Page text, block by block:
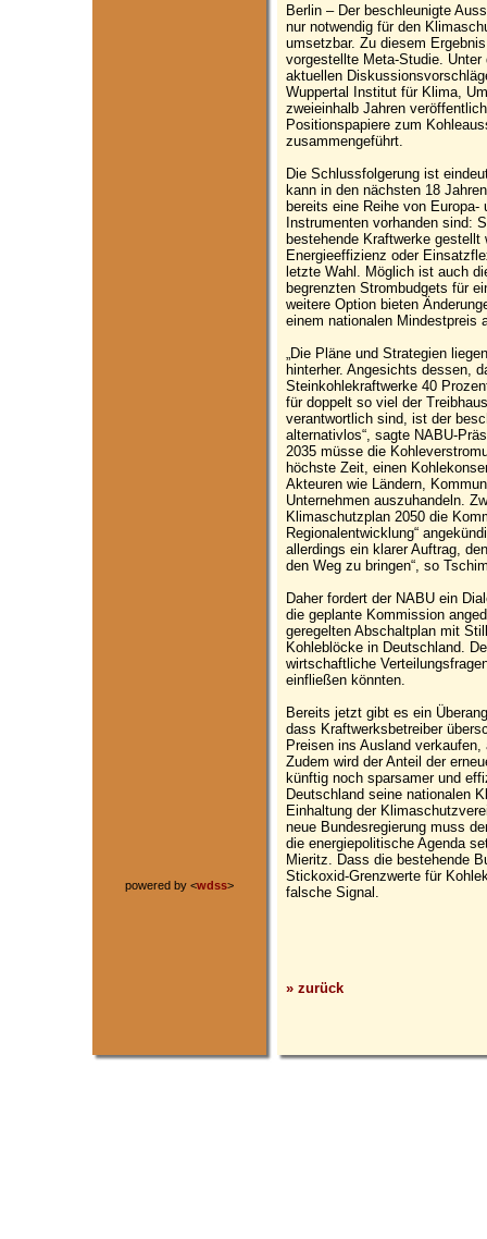
powered by <wdss>
Berlin – Der beschleunigte
nur notwendig für den
umsetzbar. Zu diesem
vorgestellte Meta-Studie.
aktuellen
Wuppertal Institut für Klima,
zweieinhalb Jahren
Positionspapiere zum
zusammengeführt.
Die Schlussfolgerung ist
kann in den nächsten 18
bereits eine Reihe von
Instrumenten vorhanden sind:
bestehende Kraftwerke
Energieeffizienz oder
letzte Wahl. Möglich ist auch
begrenzten Strombudgets für
weitere Option bieten
einem nationalen Mindestpreis
„Die Pläne und Strategien
hinterher. Angesichts dessen,
Steinkohlekraftwerke 40
für doppelt so viel der
verantwortlich sind, ist der
alternativlos“, sagte NABU-
2035 müsse die
höchste Zeit, einen
Akteuren wie Ländern,
Unternehmen auszuhandeln.
Klimaschutzplan 2050 die
Regionalentwicklung“
allerdings ein klarer Auftrag,
den Weg zu bringen“, so
Daher fordert der NABU ein
die geplante Kommission
geregelten Abschaltplan mit
Kohleblöcke in Deutschland.
wirtschaftliche
einfließen könnten.
Bereits jetzt gibt es ein
dass Kraftwerksbetreiber
Preisen ins Ausland
Zudem wird der Anteil der
künftig noch sparsamer und
Deutschland seine nationalen
Einhaltung der
neue Bundesregierung muss
die energiepolitische Agenda
Mieritz. Dass die bestehende
Stickoxid-Grenzwerte für
falsche Signal.
» zurück